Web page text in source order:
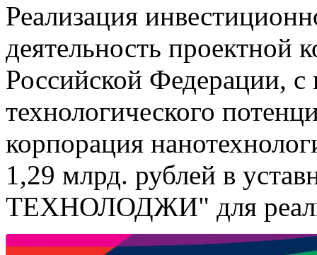
Реализация
деятельность проектной
Российской Федерации, с
технологического
корпорация
1,29 млрд. рублей в
ТЕХНОЛОДЖИ" для